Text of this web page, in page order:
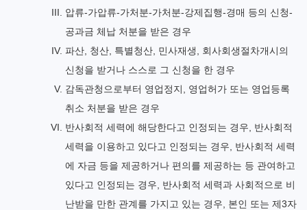
압류-가압류-가처분-가처분-강제집행-경매 등의 신청-
공과금 체납 처분을 받은 경우
파산, 청산, 특별청산, 민사재생, 회사회생절차개시의
신청을 받거나 스스로 그 신청을 한 경우
감독관청으로부터 영업정지, 영업허가 또는 영업등록
취소 처분을 받은 경우
반사회적 세력에 해당한다고 인정되는 경우, 반사회적
세력을 이용하고 있다고 인정되는 경우, 반사회적 세력
에 자금 등을 제공하거나 편의를 제공하는 등 관여하고
있다고 인정되는 경우, 반사회적 세력과 사회적으로 비
난받을 만한 관계를 가지고 있는 경우, 본인 또는 제3자